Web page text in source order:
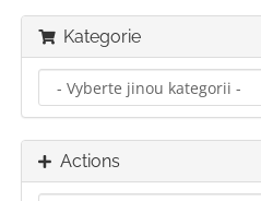
Kategorie
Actions